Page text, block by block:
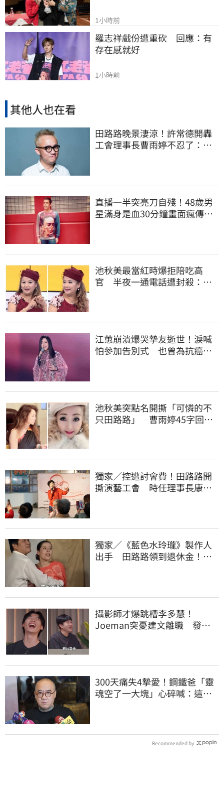
1小時前
羅志祥戲份遭重砍　回應：有
存在感就好
1小時前
其他人也在看
田路路晚景淒涼！許常德開轟
工會理事長曹雨婷不忍了：別
直播一半突亮刀自殘！48歲男
星滿身是血30分鐘畫面瘋傳
池秋美最當紅時爆拒陪吃高
官 半夜一通電話遭封殺：我
江蕙崩潰爆哭摯友逝世！淚喊
怕參加告別式 也曾為抗癌辛
池秋美突點名開撕「可憐的不
只田路路」 曹雨婷45字回應
獨家／控遭討會費！田路路開
撕演藝工會 時任理事長康凱
獨家／《藍色水玲瓏》製作人
出手 田路路領到退休金！隱
攝影師才爆跳槽李多慧！
Joeman突憂建文離職 發聲
300天痛失4摯愛！鋼鐵爸「靈
魂空了一大塊」心碎喊：這輩
Recommended by